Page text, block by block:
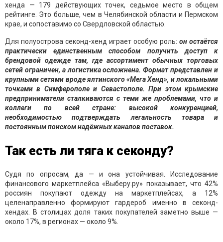
хенда — 179 действующих точек, седьмое место в общем
рейтинге. Это больше, чем в Челябинской области и Пермском
крае, и сопоставимо со Свердловской областью.
Для полуострова секонд-хенд играет особую роль: он остаётся
практически единственным способом получить доступ к
брендовой одежде там, где ассортимент обычных торговых
сетей ограничен, а логистика осложнена. Формат представлен и
крупными сетями вроде ялтинского «Мега Хенд», и локальными
точками в Симферополе и Севастополе. При этом крымские
предприниматели сталкиваются с теми же проблемами, что и
коллеги по всей стране: высокой конкуренцией,
необходимостью подтверждать легальность товара и
постоянным поиском надёжных каналов поставок.
Так есть ли тяга к секонду?
Судя по опросам, да — и она устойчивая. Исследование
финансового маркетплейса «Выберу.ру» показывает, что 42%
россиян покупают одежду на маркетплейсах, а 12%
целенаправленно формируют гардероб именно в секонд-
хендах. В столицах доля таких покупателей заметно выше —
около 17%, в регионах — около 9%.